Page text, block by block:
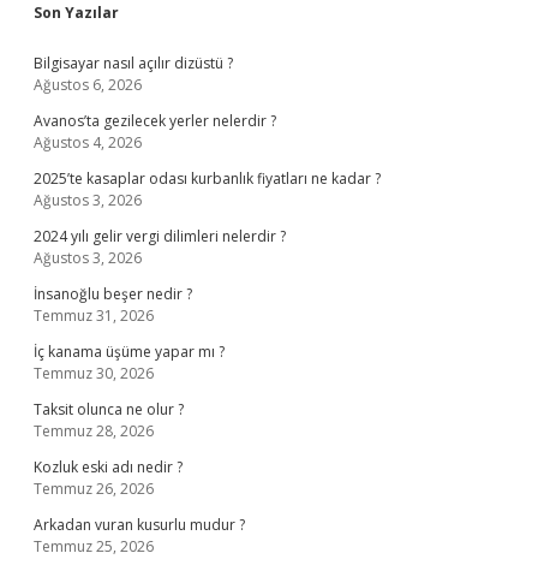
Sidebar
Son Yazılar
Bilgisayar nasıl açılır dizüstü ?
Ağustos 6, 2026
Avanos’ta gezilecek yerler nelerdir ?
Ağustos 4, 2026
2025’te kasaplar odası kurbanlık fiyatları ne kadar ?
Ağustos 3, 2026
2024 yılı gelir vergi dilimleri nelerdir ?
Ağustos 3, 2026
İnsanoğlu beşer nedir ?
Temmuz 31, 2026
İç kanama üşüme yapar mı ?
Temmuz 30, 2026
Taksit olunca ne olur ?
Temmuz 28, 2026
Kozluk eski adı nedir ?
Temmuz 26, 2026
Arkadan vuran kusurlu mudur ?
Temmuz 25, 2026